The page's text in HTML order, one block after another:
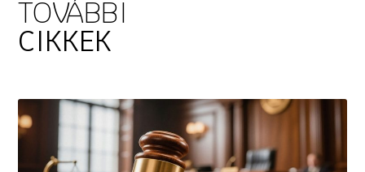
TOVÁBBI
CIKKEK